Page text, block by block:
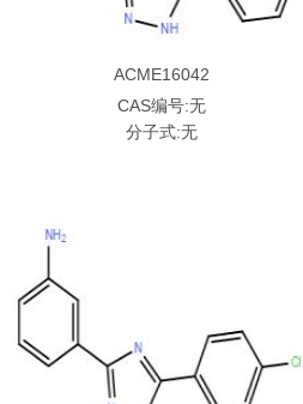
ACME16042
CAS编号:无
分子式:无